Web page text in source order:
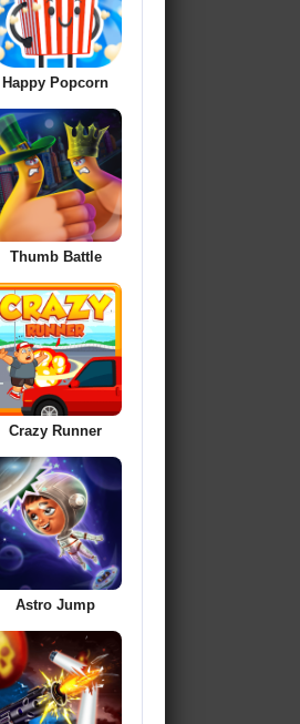
Happy Popcorn
Thumb Battle
Crazy Runner
Astro Jump